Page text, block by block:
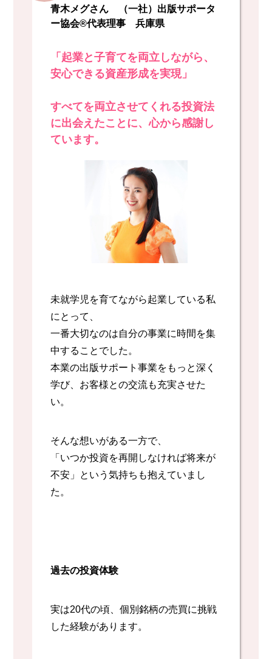
青木メグさん （一社）出版サポータ
ー協会®代表理事 兵庫県
「起業と子育てを両立しながら、
安心できる資産形成を実現」
すべてを両立させてくれる投資法
に出会えたことに、心から感謝し
ています。
未就学児を育てながら起業している私
にとって、
一番大切なのは自分の事業に時間を集
中することでした。
本業の出版サポート事業をもっと深く
学び、お客様との交流も充実させた
い。
そんな想いがある一方で、
「いつか投資を再開しなければ将来が
不安」という気持ちも抱えていまし
た。
過去の投資体験
実は20代の頃、個別銘柄の売買に挑戦
した経験があります。